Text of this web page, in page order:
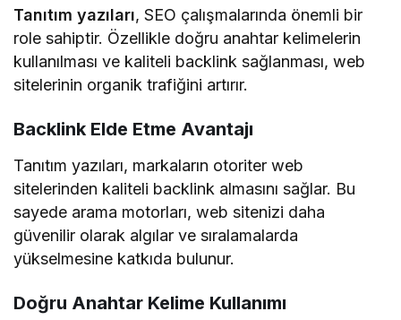
Tanıtım yazıları, SEO çalışmalarında önemli bir
role sahiptir. Özellikle doğru anahtar kelimelerin
kullanılması ve kaliteli backlink sağlanması, web
sitelerinin organik trafiğini artırır.
Backlink Elde Etme Avantajı
Tanıtım yazıları, markaların otoriter web
sitelerinden kaliteli backlink almasını sağlar. Bu
sayede arama motorları, web sitenizi daha
güvenilir olarak algılar ve sıralamalarda
yükselmesine katkıda bulunur.
Doğru Anahtar Kelime Kullanımı